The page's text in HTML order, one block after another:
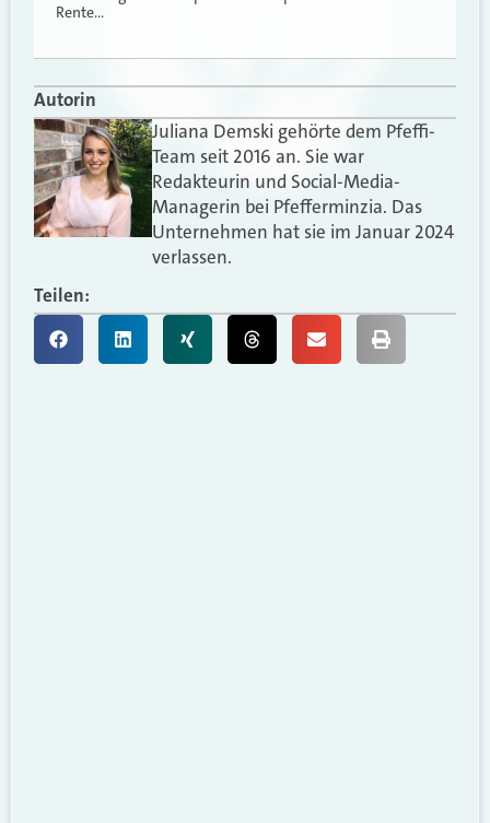
Rente…
Autorin
Juliana Demski gehörte dem Pfeffi-
Team seit 2016 an. Sie war
Redakteurin und Social-Media-
Managerin bei Pfefferminzia. Das
Unternehmen hat sie im Januar 2024
verlassen.
Teilen: